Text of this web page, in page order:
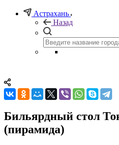
Астрахань
Назад
Бильярдный стол
(пирамида)